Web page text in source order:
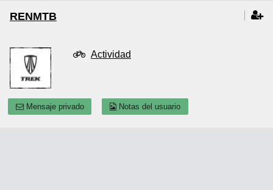
RENMTB
Actividad
Mensaje privado Notas del usuario